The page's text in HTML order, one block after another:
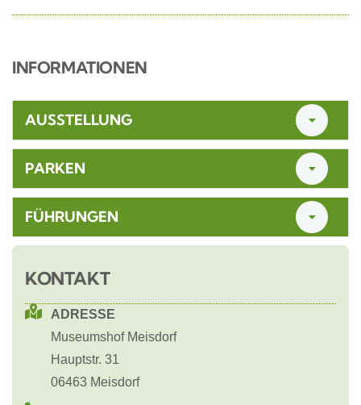
INFORMATIONEN
AUSSTELLUNG
PARKEN
FÜHRUNGEN
KONTAKT
ADRESSE
Museumshof Meisdorf
Hauptstr. 31
06463 Meisdorf